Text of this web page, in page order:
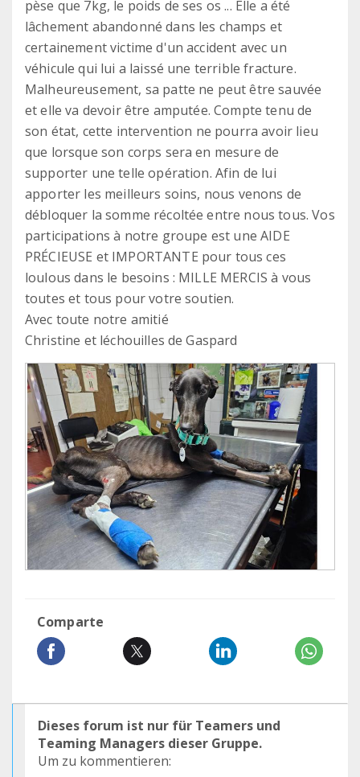
pèse que 7kg, le poids de ses os ... Elle a été
lâchement abandonné dans les champs et
certainement victime d'un accident avec un
véhicule qui lui a laissé une terrible fracture.
Malheureusement, sa patte ne peut être sauvée
et elle va devoir être amputée. Compte tenu de
son état, cette intervention ne pourra avoir lieu
que lorsque son corps sera en mesure de
supporter une telle opération. Afin de lui
apporter les meilleurs soins, nous venons de
débloquer la somme récoltée entre nous tous. Vos
participations à notre groupe est une AIDE
PRÉCIEUSE et IMPORTANTE pour tous ces
loulous dans le besoins : MILLE MERCIS à vous
toutes et tous pour votre soutien.
Avec toute notre amitié
Christine et léchouilles de Gaspard
Comparte
Dieses forum ist nur für Teamers und
Teaming Managers dieser Gruppe.
Um zu kommentieren: